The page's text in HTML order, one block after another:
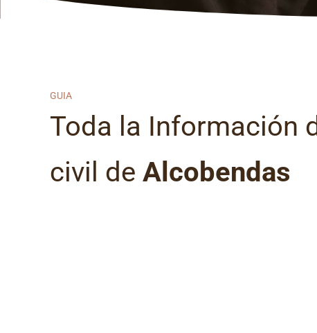
GUIA
Toda la Información
civil de Alcobendas